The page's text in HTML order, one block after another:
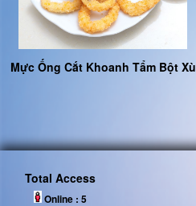
Mực Ống Cắt Khoanh Tẩm Bột Xù
Total Access
Online : 5